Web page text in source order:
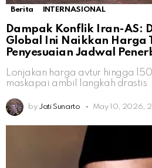
Berita INTERNASIONAL
Dampak Konflik Iran-AS:
Global Ini Naikkan Harga
Penyesuaian Jadwal
Lonjakan harga avtur hingga
maskapai ambil langkah drastis
by Jati Sunarto May 10, 2026,